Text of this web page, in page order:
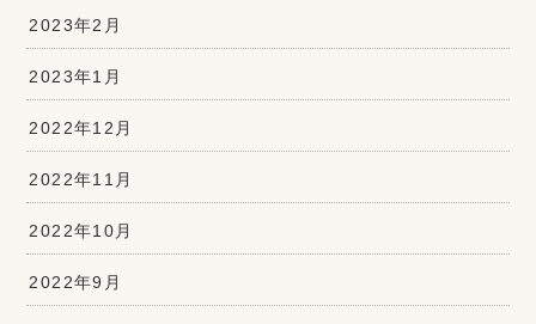
2023年2月
2023年1月
2022年12月
2022年11月
2022年10月
2022年9月